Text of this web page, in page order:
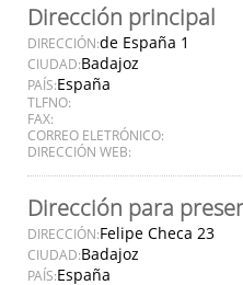
Dirección principal
DIRECCIÓN:de España 1
CIUDAD:Badajoz
PAÍS:España
TLFNO:
FAX:
CORREO ELETRÓNICO:
DIRECCIÓN WEB:
Dirección para
DIRECCIÓN:Felipe Checa 23
CIUDAD:Badajoz
PAÍS:España